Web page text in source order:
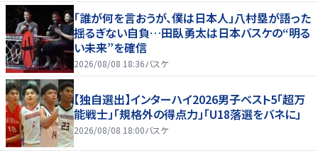
「誰が何を言おうが、僕は日本人」八村塁が語った
揺るぎない自負…田臥勇太は日本バスケの“明る
い未来”を確信
2026/08/08 18:36バスケ
【独自選出】インターハイ2026男子ベスト5「超万
能戦士」「規格外の得点力」「U18落選をバネに」
2026/08/08 18:00バスケ